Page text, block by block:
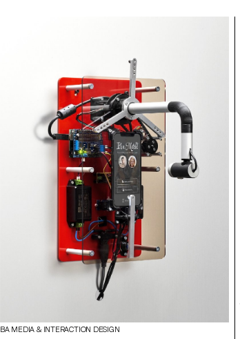
BA MEDIA & INTERACTION DESIGN